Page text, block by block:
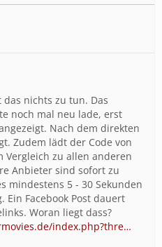
nichts zu tun. Das
noch mal neu lade, erst
Nach dem direkten
Zudem lädt der Code von
Vergleich zu allen anderen
Anbieter sind sofort zu
mindestens 5 - 30 Sekunden
Facebook Post dauert
Woran liegt dass?
index.php?thre…